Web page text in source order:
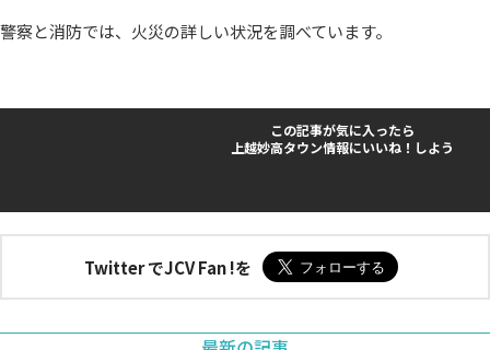
警察と消防では、火災の詳しい状況を調べています。
この記事が気に入ったら
上越妙高タウン情報にいいね！しよう
Twitter でJCV Fan !を